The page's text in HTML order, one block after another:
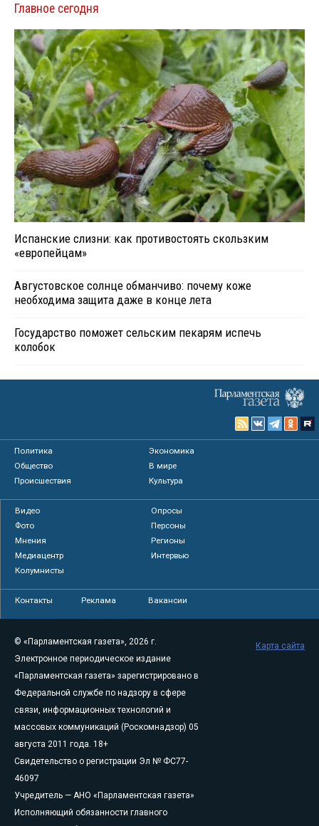
Главное сегодня
Испанские слизни: как противостоять скользким
«европейцам»
Августовское солнце обманчиво: почему коже
необходима защита даже в конце лета
Государство поможет сельским пекарям испечь
колобок
Политика
Экономика
Общество
В мире
Происшествия
Культура
Видео
Опросы
Фото
Персоны
Мнения
Регионы
Медиацентр
Интервью
Колумнисты
Контакты Реклама Вакансии
© «Парламентская газета», 2026 г.
Электронное периодическое издание
«Парламентская газета» зарегистрировано в
Федеральной службе по надзору в сфере
связи, информационных технологий и
массовых коммуникаций (Роскомнадзор) 05
августа 2011 года. 18+
Свидетельство о регистрации Эл № ФС77-
46097
Учредитель — АНО «Парламентская газета»
Исполняющий обязанности главного
Карта сайта